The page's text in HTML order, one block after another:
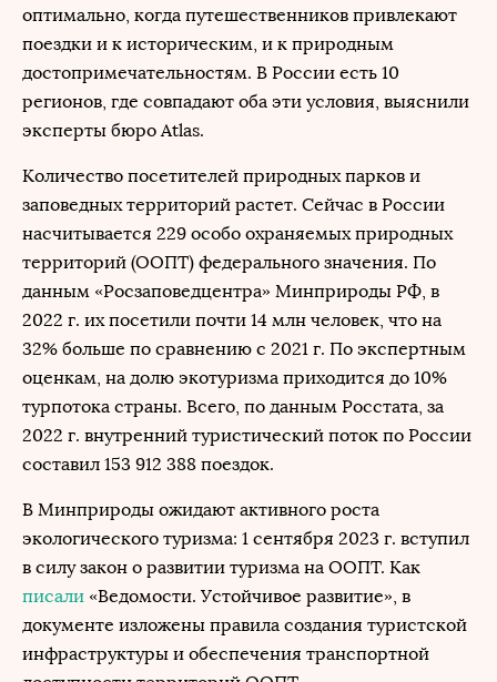
оптимально, когда путешественников привлекают
поездки и к историческим, и к природным
достопримечательностям. В России есть 10
регионов, где совпадают оба эти условия, выяснили
эксперты бюро Atlas.
Количество посетителей природных парков и
заповедных территорий растет. Сейчас в России
насчитывается 229 особо охраняемых природных
территорий (ООПТ) федерального значения. По
данным «Росзаповедцентра» Минприроды РФ, в
2022 г. их посетили почти 14 млн человек, что на
32% больше по сравнению с 2021 г. По экспертным
оценкам, на долю экотуризма приходится до 10%
турпотока страны. Всего, по данным Росстата, за
2022 г. внутренний туристический поток по России
составил 153 912 388 поездок.
В Минприроды ожидают активного роста
экологического туризма: 1 сентября 2023 г. вступил
в силу закон о развитии туризма на ООПТ. Как
писали «Ведомости. Устойчивое развитие», в
документе изложены правила создания туристской
инфраструктуры и обеспечения транспортной